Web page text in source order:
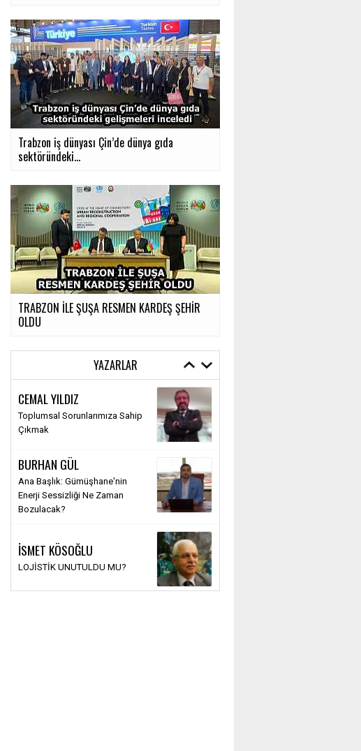
Trabzon iş dünyası Çin’de dünya gıda
sektöründeki...
TRABZON İLE ŞUŞA RESMEN KARDEŞ ŞEHİR
OLDU
YAZARLAR
CEMAL YILDIZ
Toplumsal Sorunlarımıza Sahip
Çıkmak
BURHAN GÜL
Ana Başlık: Gümüşhane'nin
Enerji Sessizliği Ne Zaman
Bozulacak?
İSMET KÖSOĞLU
LOJİSTİK UNUTULDU MU?